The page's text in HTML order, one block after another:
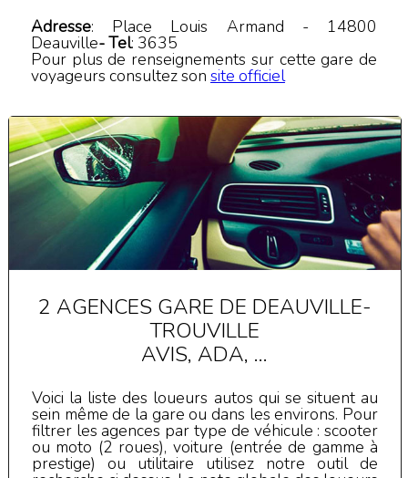
Adresse: Place Louis Armand - 14800
Deauville- Tel: 3635
Pour plus de renseignements sur cette gare de
voyageurs consultez son site officiel
2 AGENCES GARE DE DEAUVILLE-
TROUVILLE
AVIS, ADA, ...
Voici la liste des loueurs autos qui se situent au
sein même de la gare ou dans les environs. Pour
filtrer les agences par type de véhicule : scooter
ou moto (2 roues), voiture (entrée de gamme à
prestige) ou utilitaire utilisez notre outil de